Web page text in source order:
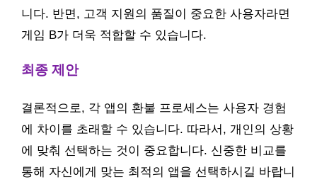
니다. 반면, 고객 지원의 품질이 중요한 사용자라면
게임 B가 더욱 적합할 수 있습니다.
최종 제안
결론적으로, 각 앱의 환불 프로세스는 사용자 경험
에 차이를 초래할 수 있습니다. 따라서, 개인의 상황
에 맞춰 선택하는 것이 중요합니다. 신중한 비교를
통해 자신에게 맞는 최적의 앱을 선택하시길 바랍니